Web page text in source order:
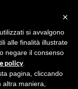
×
si avvalgono
alle finalità illustrate
negare il consenso
policy.
pagina, cliccando
maniera,